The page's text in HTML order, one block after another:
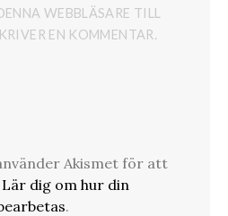
WEBBLÄSARE TILL
EN KOMMENTAR.
Akismet för att
Lär dig om hur din
.